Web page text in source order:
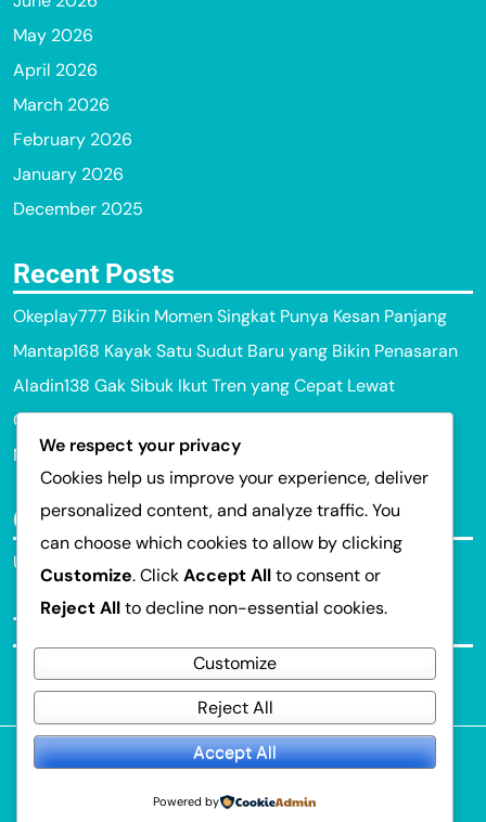
May 2026
April 2026
March 2026
February 2026
January 2026
December 2025
Recent Posts
Okeplay777 Bikin Momen Singkat Punya Kesan Panjang
Mantap168 Kayak Satu Sudut Baru yang Bikin Penasaran
Aladin138 Gak Sibuk Ikut Tren yang Cepat Lewat
Okeplay777 Selalu Punya Cerita Tak Terduga
Mantap168 Selalu Punya Alasan Buat Bikin Senyum
Categories
Uncategorized
Tags
© 2026Portal Game Online. All Rights Reserved.
Prime Fashion MagazineBy
We respect your privacy
Cookies help us improve your experience, deliver
personalized content, and analyze traffic. You
can choose which cookies to allow by clicking
Customize. ClickAccept Allto consent or
Reject Allto decline non-essential cookies.
Customize
Reject All
Accept All
Powered by